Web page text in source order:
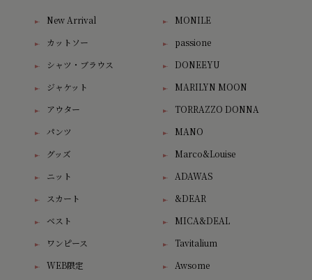
New Arrival
カットソー
シャツ・ブラウス
ジャケット
アウター
パンツ
グッズ
ニット
スカート
ベスト
ワンピース
WEB限定
MONILE
passione
DONEEYU
MARILYN MOON
TORRAZZO DONNA
MANO
Marco&Louise
ADAWAS
&DEAR
MICA&DEAL
Tavitalium
Awsome